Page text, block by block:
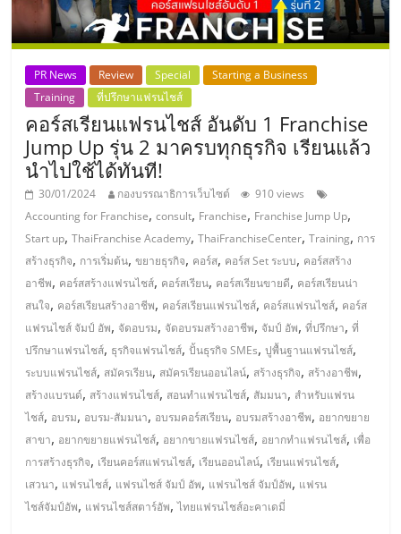
ไทย,
SMEs,
ไชส์,
ปรึกษา
แฟ
รน
ไชส์,
รวม
แฟ
รน
ไชส์
ขาย
แฟ
รน
ไชส์
แฟ
รน
ไชส์
ขาย
หน้า
PR News Review Special
Starting a Business
Training
ที่ปรึกษาแฟรนไชส์
คอร์สเรียนแฟรนไชส์ อันดับ 1 Franchise
Jump Up รุ่น 2 มาครบทุกธุรกิจ เรียนแล้ว
นำไปใช้ได้ทันที!
30/01/2024 กองบรรณาธิการเว็บไซต์
910 views
Accounting for Franchise,consult, Franchise, Franchise Jump Up,
Start up,ThaiFranchise Academy,ThaiFranchiseCenter,Training, การ
สร้างธุรกิจ, การเริ่มต้น,ขยายธุรกิจ, คอร์ส, คอร์ส Set ระบบ, คอร์สสร้าง
อาชีพ, คอร์สสร้างแฟรนไชส์, คอร์สเรียน, คอร์สเรียนขายดี, คอร์สเรียนน่า
สนใจ, คอร์สเรียนสร้างอาชีพ, คอร์สเรียนแฟรนไชส์, คอร์สแฟรนไชส์, คอร์ส
แฟรนไชส์ จัมป์ อัพ, จัดอบรม, จัดอบรมสร้างอาชีพ, จัมป์ อัพ,ที่ปรึกษา,ที่
ปรึกษาแฟรนไชส์, ธุรกิจแฟรนไชส์,ปั้นธุรกิจ SMEs,ปูพื้นฐานแฟรนไชส์,
ระบบแฟรนไชส์, สมัครเรียน, สมัครเรียนออนไลน์, สร้างธุรกิจ, สร้างอาชีพ,
สร้างแบรนด์, สร้างแฟรนไชส์, สอนทำแฟรนไชส์, สัมมนา, สำหรับแฟรน
ไชส์, อบรม, อบรม-สัมมนา, อบรมคอร์สเรียน, อบรมสร้างอาชีพ, อยากขยาย
สาขา, อยากขยายแฟรนไชส์, อยากขายแฟรนไชส์, อยากทำแฟรนไชส์, เพื่อ
การสร้างธุรกิจ, เรียนคอร์สแฟรนไชส์, เรียนออนไลน์, เรียนแฟรนไชส์,
เสวนา, แฟรนไชส์, แฟรนไชส์ จัมป์ อัพ, แฟรนไชส์ จัมป์อัพ, แฟรน
ไชส์จัมป์อัพ, แฟรนไชส์สตาร์อัพ,ไทยแฟรนไชส์อะคาเดมี่